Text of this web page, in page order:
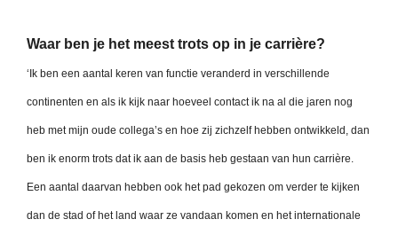
Waar ben je het meest trots op in je carrière?
‘Ik ben een aantal keren van functie veranderd in verschillende
continenten en als ik kijk naar hoeveel contact ik na al die jaren nog
heb met mijn oude collega’s en hoe zij zichzelf hebben ontwikkeld, dan
ben ik enorm trots dat ik aan de basis heb gestaan van hun carrière.
Een aantal daarvan hebben ook het pad gekozen om verder te kijken
dan de stad of het land waar ze vandaan komen en het internationale